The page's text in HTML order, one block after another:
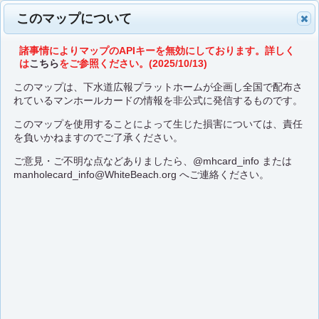
このマップについて
諸事情によりマップのAPIキーを無効にしております。詳しく
はこちらをご参照ください。(2025/10/13)
このマップは、下水道広報プラットホームが企画し全国で配布さ
れているマンホールカードの情報を非公式に発信するものです。
このマップを使用することによって生じた損害については、責任
を負いかねますのでご了承ください。
ご意見・ご不明な点などありましたら、 @mhcard_infoまたは
manholecard_info@WhiteBeach.org へご連絡ください。